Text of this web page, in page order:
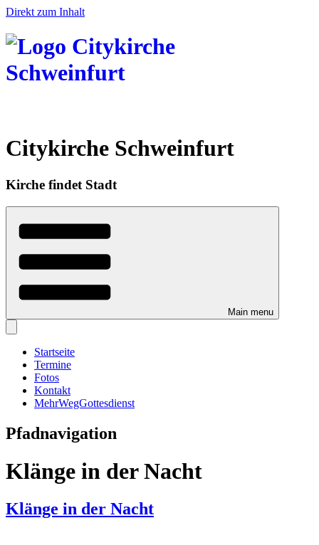
Direkt zum Inhalt
Citykirche Schweinfurt
Kirche findet Stadt
Main menu
Startseite
Termine
Fotos
Kontakt
MehrWegGottesdienst
Pfadnavigation
Klänge in der Nacht
Klänge in der Nacht